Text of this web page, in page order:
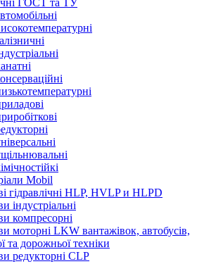
ГОСТ та ТУ
Mobil
гідравлічні HLP, HVLP и HLPD
індустріальні
компресорні
моторні LKW вантажівок, автобусів,
та дорожньої техніки
редукторні CLP